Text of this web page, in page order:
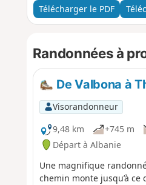
l'itinéraire inverse
court-circuité ou allongé
Télécharger le PDF
Randonnées à
De Valbona à
Visorandonneur
9,48 km
+745 m
Départ à Albanie
Une magnifique
chemin monte jusqu’à